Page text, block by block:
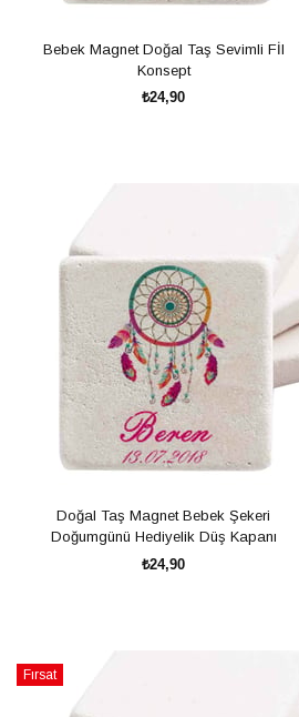
Bebek Magnet Doğal Taş Sevimli Fİl
Konsept
₺24,90
Doğal Taş Magnet Bebek Şekeri
Doğumgünü Hediyelik Düş Kapanı
₺24,90
Fırsat